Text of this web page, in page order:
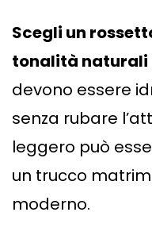
Scegli un
tonalità naturali
devono essere
senza rubare
leggero può
un trucco
moderno.